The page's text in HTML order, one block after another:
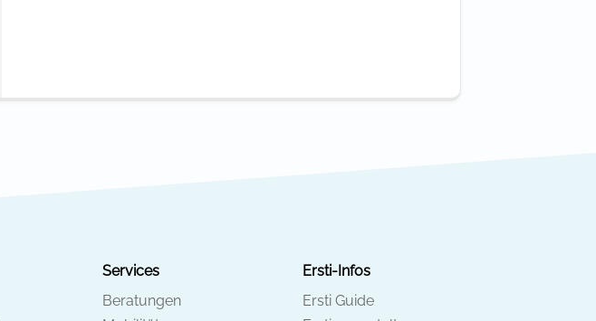
Services
Beratungen
Ersti-Infos
Ersti Guide